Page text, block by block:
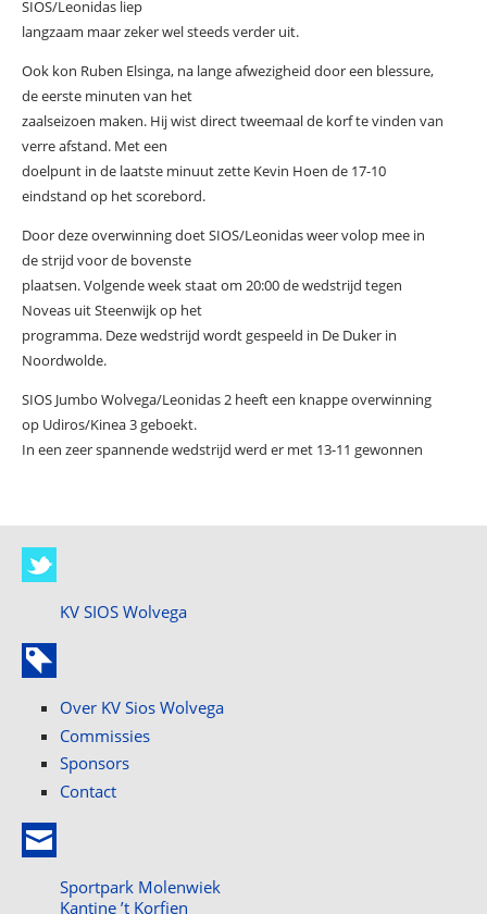
SIOS/Leonidas liep
langzaam maar zeker wel steeds verder uit.
Ook kon Ruben Elsinga, na lange afwezigheid door een blessure,
de eerste minuten van het
zaalseizoen maken. Hij wist direct tweemaal de korf te vinden van
verre afstand. Met een
doelpunt in de laatste minuut zette Kevin Hoen de 17-10
eindstand op het scorebord.
Door deze overwinning doet SIOS/Leonidas weer volop mee in
de strijd voor de bovenste
plaatsen. Volgende week staat om 20:00 de wedstrijd tegen
Noveas uit Steenwijk op het
programma. Deze wedstrijd wordt gespeeld in De Duker in
Noordwolde.
SIOS Jumbo Wolvega/Leonidas 2 heeft een knappe overwinning
op Udiros/Kinea 3 geboekt.
In een zeer spannende wedstrijd werd er met 13-11 gewonnen
KV SIOS Wolvega
Over KV Sios Wolvega
Commissies
Sponsors
Contact
Sportpark Molenwiek
Kantine ’t Korfien